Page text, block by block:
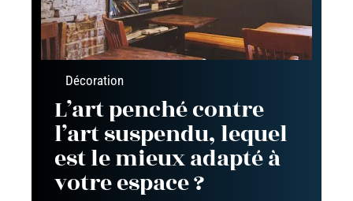
Décoration
L’art penché contre
l’art suspendu, lequel
est le mieux adapté à
votre espace ?